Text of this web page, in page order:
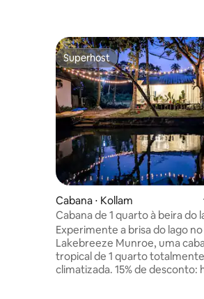
Superhost
Superhost
Cabana ⋅ Kollam
Cabana de 1 quarto à beira do
acesso ao lago e vistas
Experimente a brisa do lago no
Lakebreeze Munroe, uma
tropical de 1 quarto totalmente
climatizada. 15% de desconto: hóspedes